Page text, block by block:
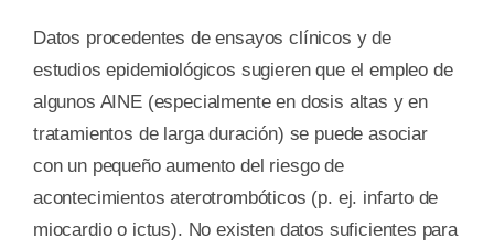
Datos procedentes de ensayos clínicos y de
estudios epidemiológicos sugieren que el empleo de
algunos AINE (especialmente en dosis altas y en
tratamientos de larga duración) se puede asociar
con un pequeño aumento del riesgo de
acontecimientos aterotrombóticos (p. ej. infarto de
miocardio o ictus). No existen datos suficientes para